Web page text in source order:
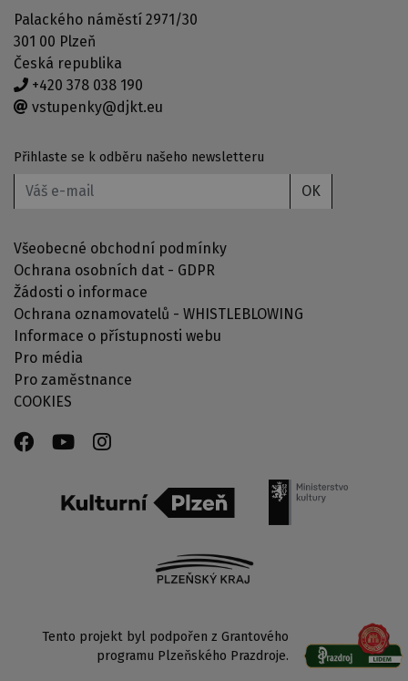
Palackého náměstí 2971/30
301 00 Plzeň
Česká republika
+420 378 038 190
vstupenky@djkt.eu
Přihlaste se k odběru našeho newsletteru
OK
Všeobecné obchodní podmínky
Ochrana osobních dat - GDPR
Žádosti o informace
Ochrana oznamovatelů - WHISTLEBLOWING
Informace o přístupnosti webu
Pro média
Pro zaměstnance
COOKIES
Tento projekt byl podpořen z Grantového
programu Plzeňského Prazdroje.